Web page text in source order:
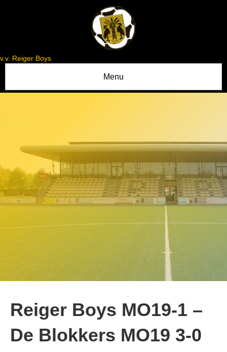
v.v. Reiger Boys
Menu
Reiger Boys MO19-1 –
De Blokkers MO19 3-0